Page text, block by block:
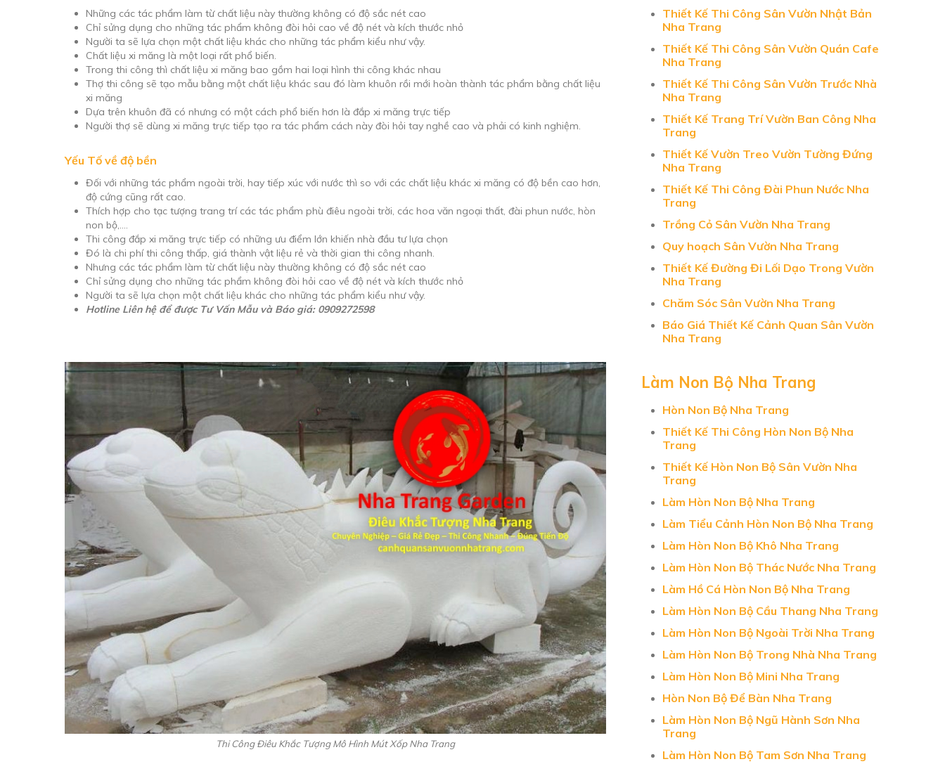
Những các tác phẩm làm từ chất liệu này thường không có độ sắc nét cao
Chỉ sửng dụng cho những tác phẩm không đòi hỏi cao về độ nét và kích thước nhỏ
Người ta sẽ lựa chọn một chất liệu khác cho những tác phẩm kiểu như vậy.
Chất liệu xi măng là một loại rất phổ biến.
Trong thi công thì chất liệu xi măng bao gồm hai loại hình thi công khác nhau
Thợ thi công sẽ tạo mẫu bằng một chất liệu khác sau đó làm khuôn rồi mới hoàn thành tác phẩm bằng chất liệu
xi măng
Dựa trên khuôn đã có nhưng có một cách phổ biến hơn là đắp xi măng trực tiếp
Người thợ sẽ dùng xi măng trực tiếp tạo ra tác phẩm cách này đòi hỏi tay nghề cao và phải có kinh nghiệm.
Yếu Tố về độ bền
Đối với những tác phẩm ngoài trời, hay tiếp xúc với nước thì so với các chất liệu khác xi măng có độ bền cao hơn,
độ cứng cũng rất cao.
Thích hợp cho tạc tượng trang trí các tác phẩm phù điêu ngoài trời, các hoa văn ngoại thất, đài phun nước, hòn
non bộ,….
Thi công đắp xi măng trực tiếp có những ưu điểm lớn khiến nhà đầu tư lựa chọn
Đó là chi phí thi công thấp, giá thành vật liệu rẻ và thời gian thi công nhanh.
Nhưng các tác phẩm làm từ chất liệu này thường không có độ sắc nét cao
Chỉ sửng dụng cho những tác phẩm không đòi hỏi cao về độ nét và kích thước nhỏ
Người ta sẽ lựa chọn một chất liệu khác cho những tác phẩm kiểu như vậy.
Hotline Liên hệ để được Tư Vấn Mẫu và Báo giá: 0909272598
Thi Công Điêu Khắc Tượng Mô Hình Mút Xốp Nha Trang
Thiết Kế Thi Công Sân Vườn Nhật Bản
Nha Trang
Thiết Kế Thi Công Sân Vườn Quán Cafe
Nha Trang
Thiết Kế Thi Công Sân Vườn Trước Nhà
Nha Trang
Thiết Kế Trang Trí Vườn Ban Công Nha
Trang
Thiết Kế Vườn Treo Vườn Tường Đứng
Nha Trang
Thiết Kế Thi Công Đài Phun Nước Nha
Trang
Trồng Cỏ Sân Vườn Nha Trang
Quy hoạch Sân Vườn Nha Trang
Thiết Kế Đường Đi Lối Dạo Trong Vườn
Nha Trang
Chăm Sóc Sân Vườn Nha Trang
Báo Giá Thiết Kế Cảnh Quan Sân Vườn
Nha Trang
Làm Non Bộ Nha Trang
Hòn Non Bộ Nha Trang
Thiết Kế Thi Công Hòn Non Bộ Nha
Trang
Thiết Kế Hòn Non Bộ Sân Vườn Nha
Trang
Làm Hòn Non Bộ Nha Trang
Làm Tiểu Cảnh Hòn Non Bộ Nha Trang
Làm Hòn Non Bộ Khô Nha Trang
Làm Hòn Non Bộ Thác Nước Nha Trang
Làm Hồ Cá Hòn Non Bộ Nha Trang
Làm Hòn Non Bộ Cầu Thang Nha Trang
Làm Hòn Non Bộ Ngoài Trời Nha Trang
Làm Hòn Non Bộ Trong Nhà Nha Trang
Làm Hòn Non Bộ Mini Nha Trang
Hòn Non Bộ Để Bàn Nha Trang
Làm Hòn Non Bộ Ngũ Hành Sơn Nha
Trang
Làm Hòn Non Bộ Tam Sơn Nha Trang